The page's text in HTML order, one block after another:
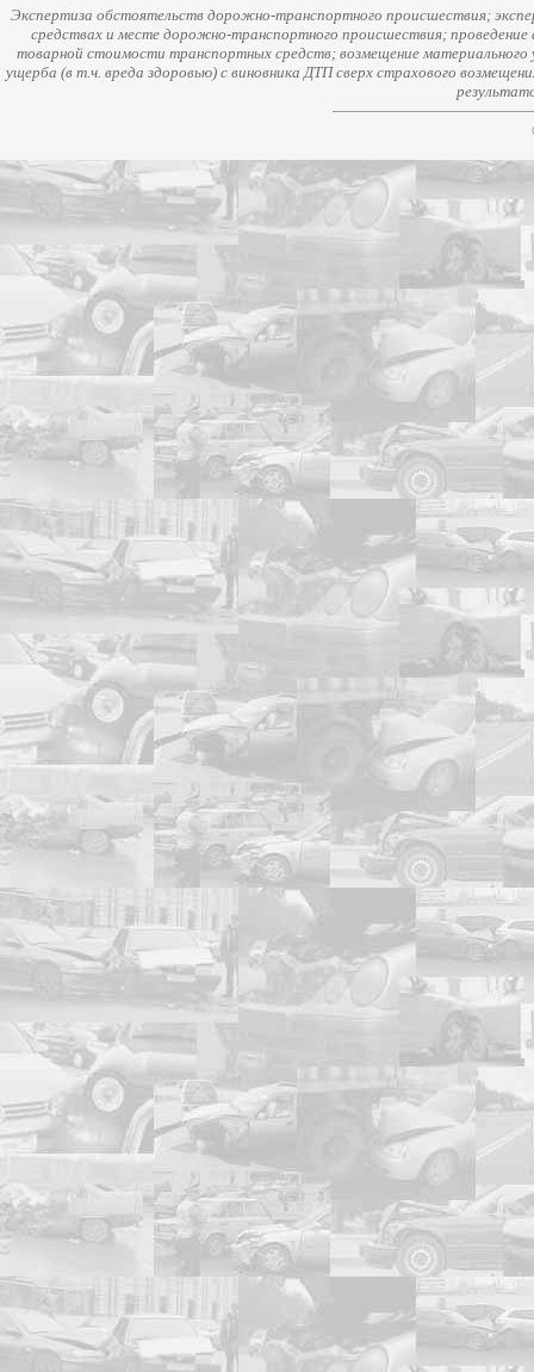
Экспертиза обстоятельств дорожно-транспортного происшествия;
средствах и месте дорожно-транспортного происшествия;
товарной стоимости транспортных средств; возмещение
ущерба (в т.ч. вреда здоровью) с виновника ДТП сверх страхового